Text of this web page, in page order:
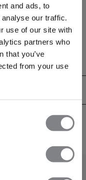
and ads, to
our traffic.
use of our site with
partners who
that you’ve
from your use
Design, das die
dem Scrunch-Effekt am
liegt angenehm am
lässt eben
in der EU aus
vorne, atmungsaktiv mit
77% Polyamide 23%